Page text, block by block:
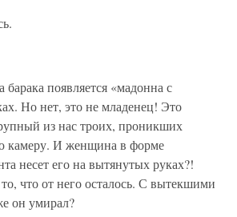
барака появляется «мадонна с
Но нет, это не младенец! Это
из нас троих, проникших
камеру. И женщина в форме
несет его на вытянутых руках?!
что от него осталось. С вытекшими
он умирал?